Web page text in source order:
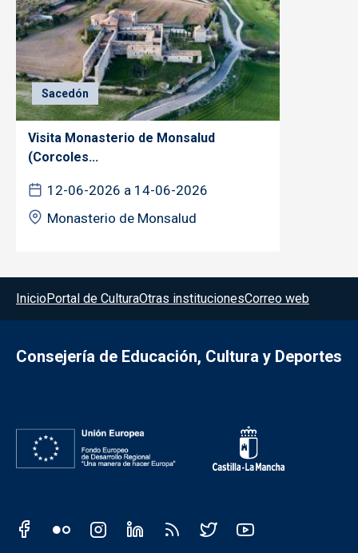
Sacedón
Visita Monasterio de Monsalud
(Corcoles...
12-06-2026 a 14-06-2026
Monasterio de Monsalud
Menú del pie
InicioPortal de CulturaOtras institucionesCorreo web
Consejería de Educación, Cultura y Deportes
Redes sociales JCCM